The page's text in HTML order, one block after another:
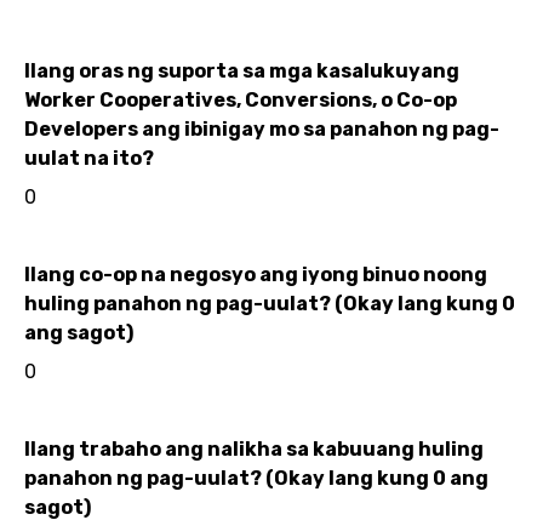
Ilang oras ng suporta sa mga kasalukuyang
Worker Cooperatives, Conversions, o Co-op
Developers ang ibinigay mo sa panahon ng pag-
uulat na ito?
0
Ilang co-op na negosyo ang iyong binuo noong
huling panahon ng pag-uulat? (Okay lang kung 0
ang sagot)
0
Ilang trabaho ang nalikha sa kabuuang huling
panahon ng pag-uulat? (Okay lang kung 0 ang
sagot)